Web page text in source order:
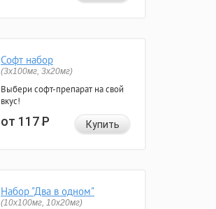
Софт набор
(3x100мг, 3x20мг)
Выбери софт-препарат на свой
вкус!
от 117Р Купить
Набор "Два в одном"
(10x100мг, 10x20мг)